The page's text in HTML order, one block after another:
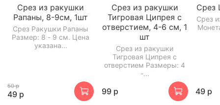
Срез из ракушки
Рапаны, 8-9см, 1шт
Срез Ракушки Рапаны
Размер: 8 - 9 см. Цена
указана...
50 р
49 р
Срез из ракушки
Тигровая Ципрея c
отверстием, 4-6 см, 1
шт
Срез из ракушки
Тигровая Ципрея c
отверстием Размеры: 4
-...
99 р
Срез
Срез
49 р